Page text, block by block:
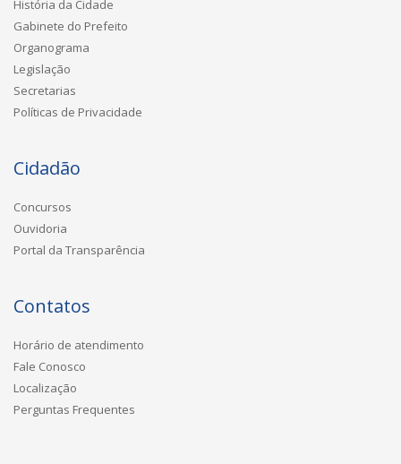
História da Cidade
Gabinete do Prefeito
Organograma
Legislação
Secretarias
Políticas de Privacidade
Cidadão
Concursos
Ouvidoria
Portal da Transparência
Contatos
Horário de atendimento
Fale Conosco
Localização
Perguntas Frequentes